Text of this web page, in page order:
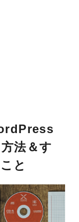
法＆す
と